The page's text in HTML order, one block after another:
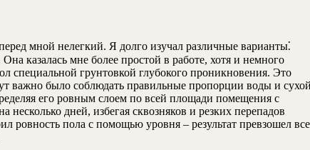
мной нелегкий. Я долго изучал различные варианты⁚
казалась мне более простой в работе, хотя и немного
специальной грунтовкой глубокого проникновения. Это
важно было соблюдать правильные пропорции воды и
его ровным слоем по всей площади помещения с
дней, избегая сквозняков и резких перепадов
ровность пола с помощью уровня – результат превзошел все